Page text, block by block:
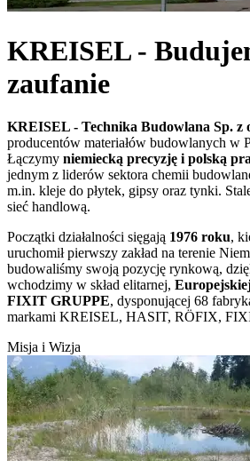
KREISEL -
zaufanie
KREISEL - Technika Budowlana Sp. z
producentów materiałów budowlanych w
Łączymy niemiecką precyzję i polską
jednym z liderów sektora chemii
m.in. kleje do płytek, gipsy oraz tynki.
sieć handlową.
Początki działalności sięgają 1976 roku,
uruchomił pierwszy zakład na terenie
budowaliśmy swoją pozycję rynkową,
wchodzimy w skład elitarnej,
FIXIT GRUPPE, dysponującej 68
markami KREISEL, HASIT, RÖFIX,
Misja i Wizja